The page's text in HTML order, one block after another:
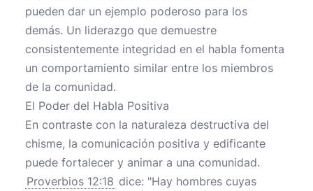
pueden dar un ejemplo poderoso para los
demás. Un liderazgo que demuestre
consistentemente integridad en el habla fomenta
un comportamiento similar entre los miembros
de la comunidad.
El Poder del Habla Positiva
En contraste con la naturaleza destructiva del
chisme, la comunicación positiva y edificante
puede fortalecer y animar a una comunidad.
Proverbios 12:18 dice: "Hay hombres cuyas